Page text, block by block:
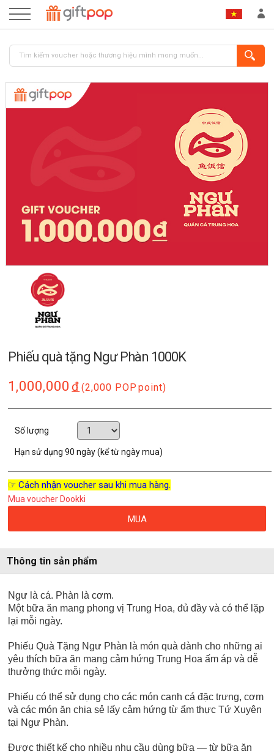
ĐĂNG KÝ
Phiếu quà tặng Ngư Phàn 1000K
1,000,000 đ (2,000 POP point)
Số lượng
Hạn sử dụng90 ngày (kể từ ngày mua)
☞ Cách nhận voucher sau khi mua hàng.
Mua voucher Dookki
MUA
Thông tin sản phẩm
Ngư là cá. Phàn là cơm.
Một bữa ăn mang phong vị Trung Hoa, đủ đầy và có thể lặp
lại mỗi ngày.
Phiếu Quà Tặng Ngư Phàn là món quà dành cho những ai
yêu thích bữa ăn mang cảm hứng Trung Hoa ấm áp và dễ
thưởng thức mỗi ngày.
Phiếu có thể sử dụng cho các món canh cá đặc trưng, cơm
và các món ăn chia sẻ lấy cảm hứng từ ẩm thực Tứ Xuyên
tại Ngư Phàn.
Được thiết kế cho nhiều nhu cầu dùng bữa — từ bữa ăn